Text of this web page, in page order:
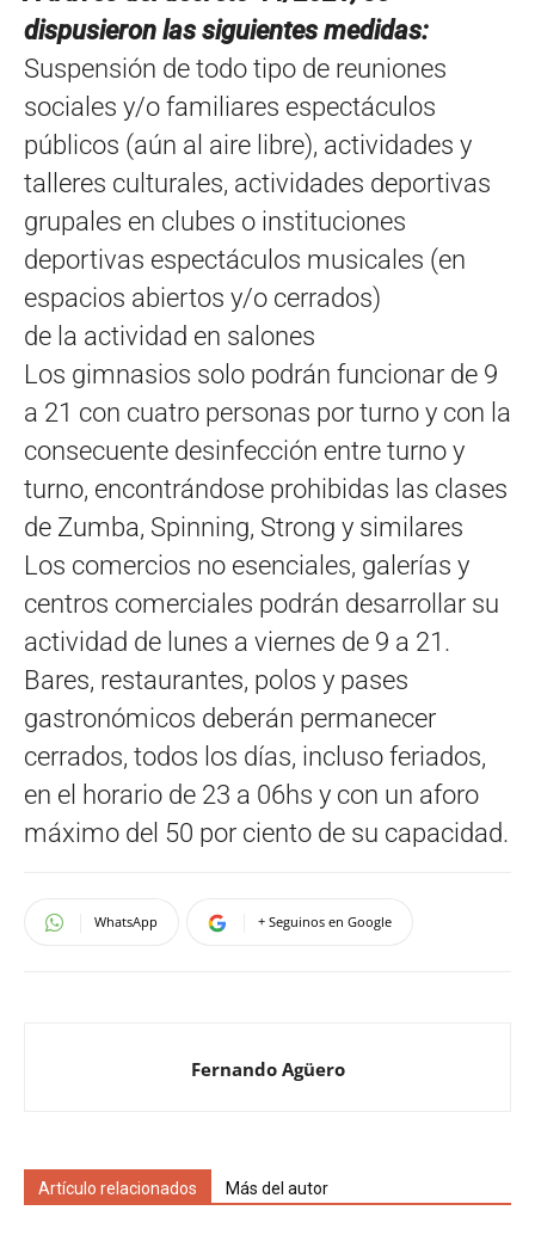
dispusieron las siguientes medidas:
Suspensión de todo tipo de reuniones
sociales y/o familiares espectáculos
públicos (aún al aire libre), actividades y
talleres culturales, actividades deportivas
grupales en clubes o instituciones
deportivas espectáculos musicales (en
espacios abiertos y/o cerrados)
de la actividad en salones
Los gimnasios solo podrán funcionar de 9
a 21 con cuatro personas por turno y con la
consecuente desinfección entre turno y
turno, encontrándose prohibidas las clases
de Zumba, Spinning, Strong y similares
Los comercios no esenciales, galerías y
centros comerciales podrán desarrollar su
actividad de lunes a viernes de 9 a 21.
Bares, restaurantes, polos y pases
gastronómicos deberán permanecer
cerrados, todos los días, incluso feriados,
en el horario de 23 a 06hs y con un aforo
máximo del 50 por ciento de su capacidad.
WhatsApp + Seguinos en Google
Fernando Agüero
Artículo relacionados Más del autor